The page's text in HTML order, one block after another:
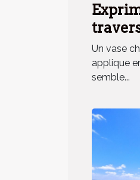
déco,
Un vase
applique
semble...